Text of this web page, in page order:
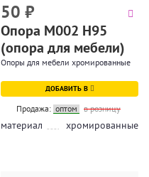
50 ₽
Опора М002 Н95
(опора для мебели)
Опоры для мебели хромированные
ДОБАВИТЬ В
Продажа: оптом в розницу
материал хромированные